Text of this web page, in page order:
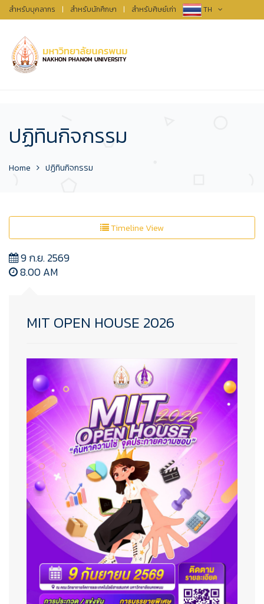
สำหรับบุคลากร | สำหรับนักศึกษา | สำหรับศิษย์เก่า TH
ปฏิทินกิจกรรม
Home ปฏิทินกิจกรรม
Timeline View
9 ก.ย. 2569
8.00 AM
MIT OPEN HOUSE 2026